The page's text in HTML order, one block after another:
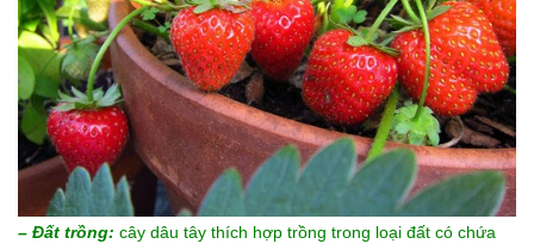
– Đất trồng: cây dâu tây thích hợp trồng trong loại đất có chứa